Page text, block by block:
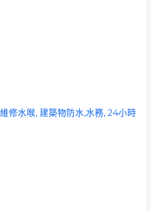
修水喉, 建築物防水,水務, 24小時